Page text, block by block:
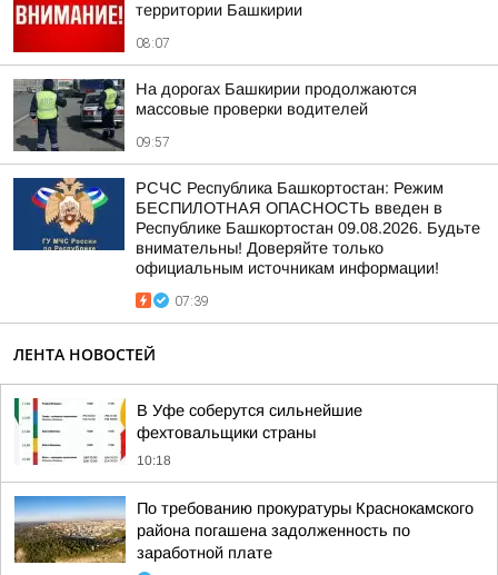
территории Башкирии
08:07
На дорогах Башкирии продолжаются
массовые проверки водителей
09:57
РСЧС Республика Башкортостан: Режим
БЕСПИЛОТНАЯ ОПАСНОСТЬ введен в
Республике Башкортостан 09.08.2026. Будьте
внимательны! Доверяйте только
официальным источникам информации!
07:39
ЛЕНТА НОВОСТЕЙ
В Уфе соберутся сильнейшие
фехтовальщики страны
10:18
По требованию прокуратуры Краснокамского
района погашена задолженность по
заработной плате